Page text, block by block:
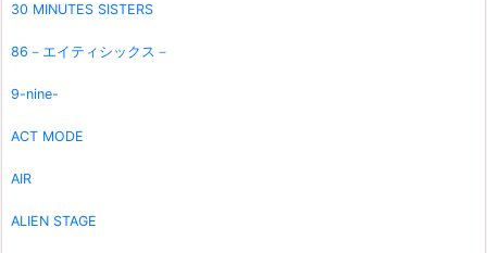
30 MINUTES SISTERS
86－エイティシックス－
9-nine-
ACT MODE
AIR
ALIEN STAGE